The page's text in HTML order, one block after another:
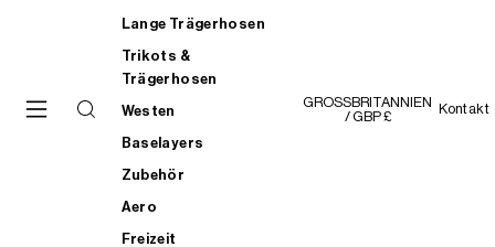
Lange Trägerhosen
Trikots &
Trägerhosen
Westen
Baselayers
Zubehör
Aero
Freizeit
GROSSBRITANNIEN
/ GBP £
Kontakt